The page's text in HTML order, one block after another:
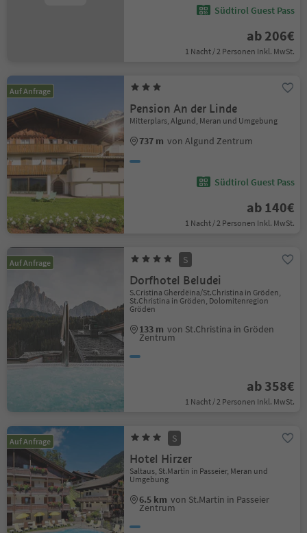
Südtirol Guest Pass
ab 206€
1 Nacht / 2 Personen Inkl. MwSt.
Auf Anfrage
Pension An der Linde
Mitterplars, Algund, Meran und Umgebung
737 m von Algund Zentrum
Südtirol Guest Pass
ab 140€
1 Nacht / 2 Personen Inkl. MwSt.
Auf Anfrage S
Dorfhotel Beludei
S.Cristina Gherdëina/St.Christina in Gröden,
St.Christina in Gröden, Dolomitenregion
Gröden
133 m von St.Christina in Gröden
Zentrum
ab 358€
1 Nacht / 2 Personen Inkl. MwSt.
Auf Anfrage S
Hotel Hirzer
Saltaus, St.Martin in Passeier, Meran und
Umgebung
6.5 km von St.Martin in Passeier
Zentrum